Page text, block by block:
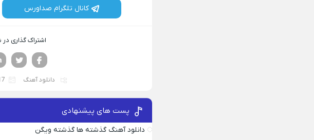
کانال تلگرام صداورس
اشتراک گذاری
دانلود آهنگ 17
پست های پیشنهادی
دانلود آهنگ گذشته ها گذشته ویگن